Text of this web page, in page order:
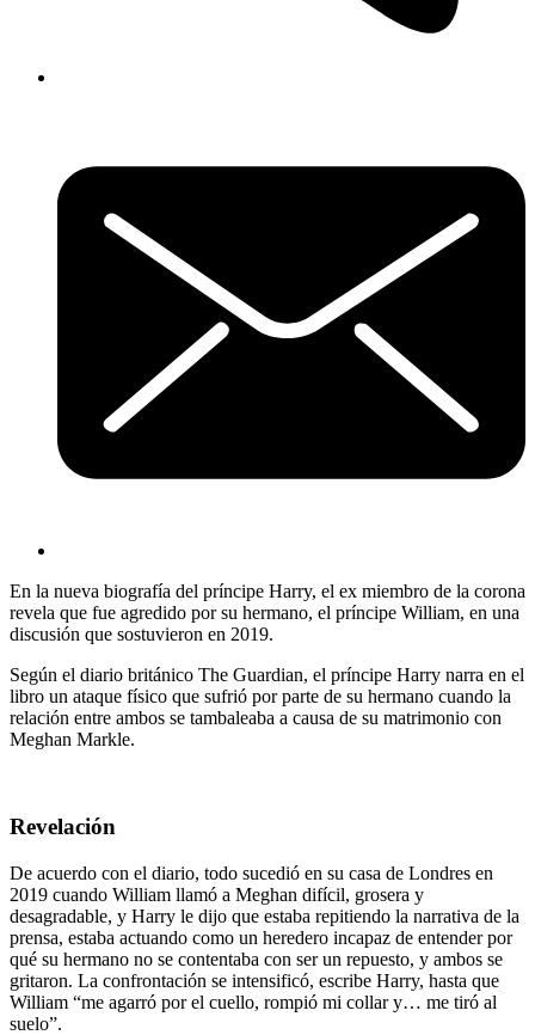
En la nueva biografía del príncipe Harry, el ex miembro de la corona
revela que fue agredido por su hermano, el príncipe William, en una
discusión que sostuvieron en 2019.
Según el diario británico The Guardian, el príncipe Harry narra en el
libro un ataque físico que sufrió por parte de su hermano cuando la
relación entre ambos se tambaleaba a causa de su matrimonio con
Meghan Markle.
Revelación
De acuerdo con el diario, todo sucedió en su casa de Londres en
2019 cuando William llamó a Meghan difícil, grosera y
desagradable, y Harry le dijo que estaba repitiendo la narrativa de la
prensa, estaba actuando como un heredero incapaz de entender por
qué su hermano no se contentaba con ser un repuesto, y ambos se
gritaron. La confrontación se intensificó, escribe Harry, hasta que
William “me agarró por el cuello, rompió mi collar y… me tiró al
suelo”.